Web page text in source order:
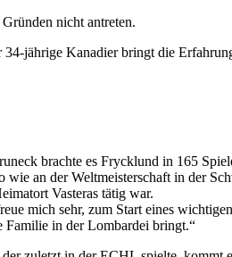
nicht antreten.
jährige Kanadier bringt die
brachte es Frycklund in 165
an der Weltmeisterschaft in der
Vasteras tätig war.
mich sehr, zum Start eines
Familie in der Lombardei bringt.“